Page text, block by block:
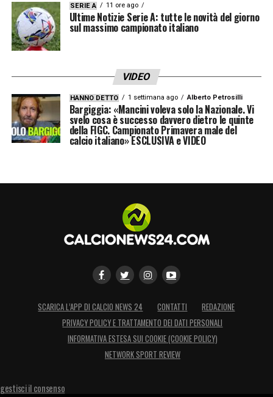
SERIE A 11 ore ago
Ultime Notizie Serie A: tutte le novità del giorno
sul massimo campionato italiano
VIDEO
HANNO DETTO 1 settimana ago Alberto Petrosilli
Bargiggia: «Mancini voleva solo la Nazionale. Vi
svelo cosa è successo davvero dietro le quinte
della FIGC. Campionato Primavera male del
calcio italiano» ESCLUSIVA e VIDEO
SCARICA L’APP DI CALCIO NEWS 24 CONTATTI
REDAZIONE
PRIVACY POLICY E TRATTAMENTO DEI DATI PERSONALI
INFORMATIVA ESTESA SUI COOKIE (COOKIE POLICY)
NETWORK SPORT REVIEW
gestisci il consenso